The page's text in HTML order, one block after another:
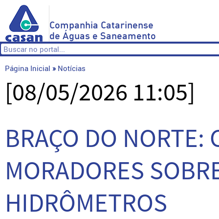
Companhia Catarinense
de Águas e Saneamento
Página Inicial » Notícias
[08/05/2026 11:05]
BRAÇO DO NORTE:
MORADORES
HIDRÔMETROS